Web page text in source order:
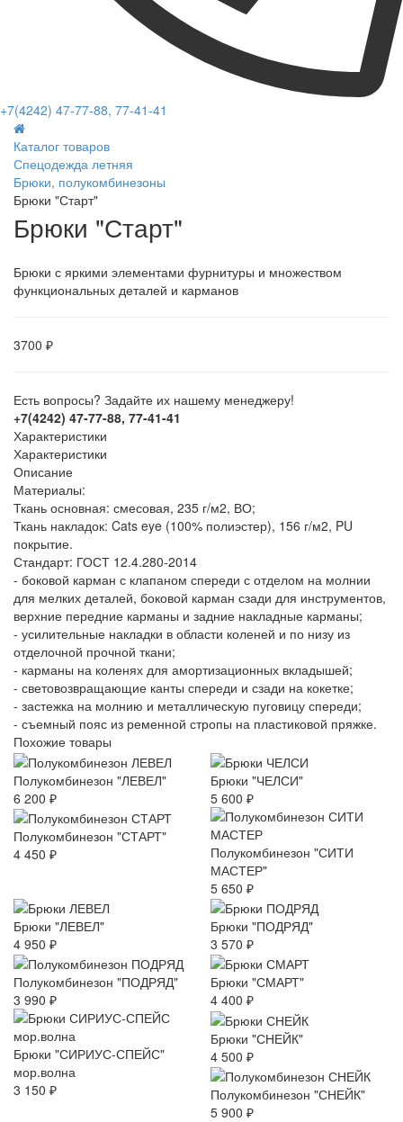
+7(4242) 47-77-88, 77-41-41
Каталог товаров
Спецодежда летняя
Брюки, полукомбинезоны
Брюки "Старт"
Брюки "Старт"
Брюки с яркими элементами фурнитуры и множеством
функциональных деталей и карманов
3700 ₽
Есть вопросы? Задайте их нашему менеджеру!
+7(4242) 47-77-88, 77-41-41
Характеристики
Характеристики
Описание
Материалы:
Ткань основная: смесовая, 235 г/м2, ВО;
Ткань накладок: Cats eye (100% полиэстер), 156 г/м2, PU
покрытие.
Стандарт: ГОСТ 12.4.280-2014
- боковой карман с клапаном спереди с отделом на молнии
для мелких деталей, боковой карман сзади для инструментов,
верхние передние карманы и задние накладные карманы;
- усилительные накладки в области коленей и по низу из
отделочной прочной ткани;
- карманы на коленях для амортизационных вкладышей;
- световозвращающие канты спереди и сзади на кокетке;
- застежка на молнию и металлическую пуговицу спереди;
- съемный пояс из ременной стропы на пластиковой пряжке.
Похожие товары
Полукомбинезон "ЛЕВЕЛ"
6 200 ₽
Брюки "ЧЕЛСИ"
5 600 ₽
Полукомбинезон "СТАРТ"
4 450 ₽
Полукомбинезон "СИТИ
МАСТЕР"
5 650 ₽
Брюки "ЛЕВЕЛ"
4 950 ₽
Брюки "ПОДРЯД"
3 570 ₽
Полукомбинезон "ПОДРЯД"
3 990 ₽
Брюки "СМАРТ"
4 400 ₽
Брюки "СИРИУС-СПЕЙС"
мор.волна
3 150 ₽
Брюки "СНЕЙК"
4 500 ₽
Полукомбинезон "СНЕЙК"
5 900 ₽